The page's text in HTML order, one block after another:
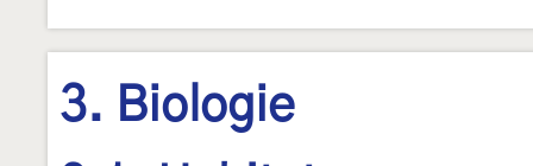
3. Biologie